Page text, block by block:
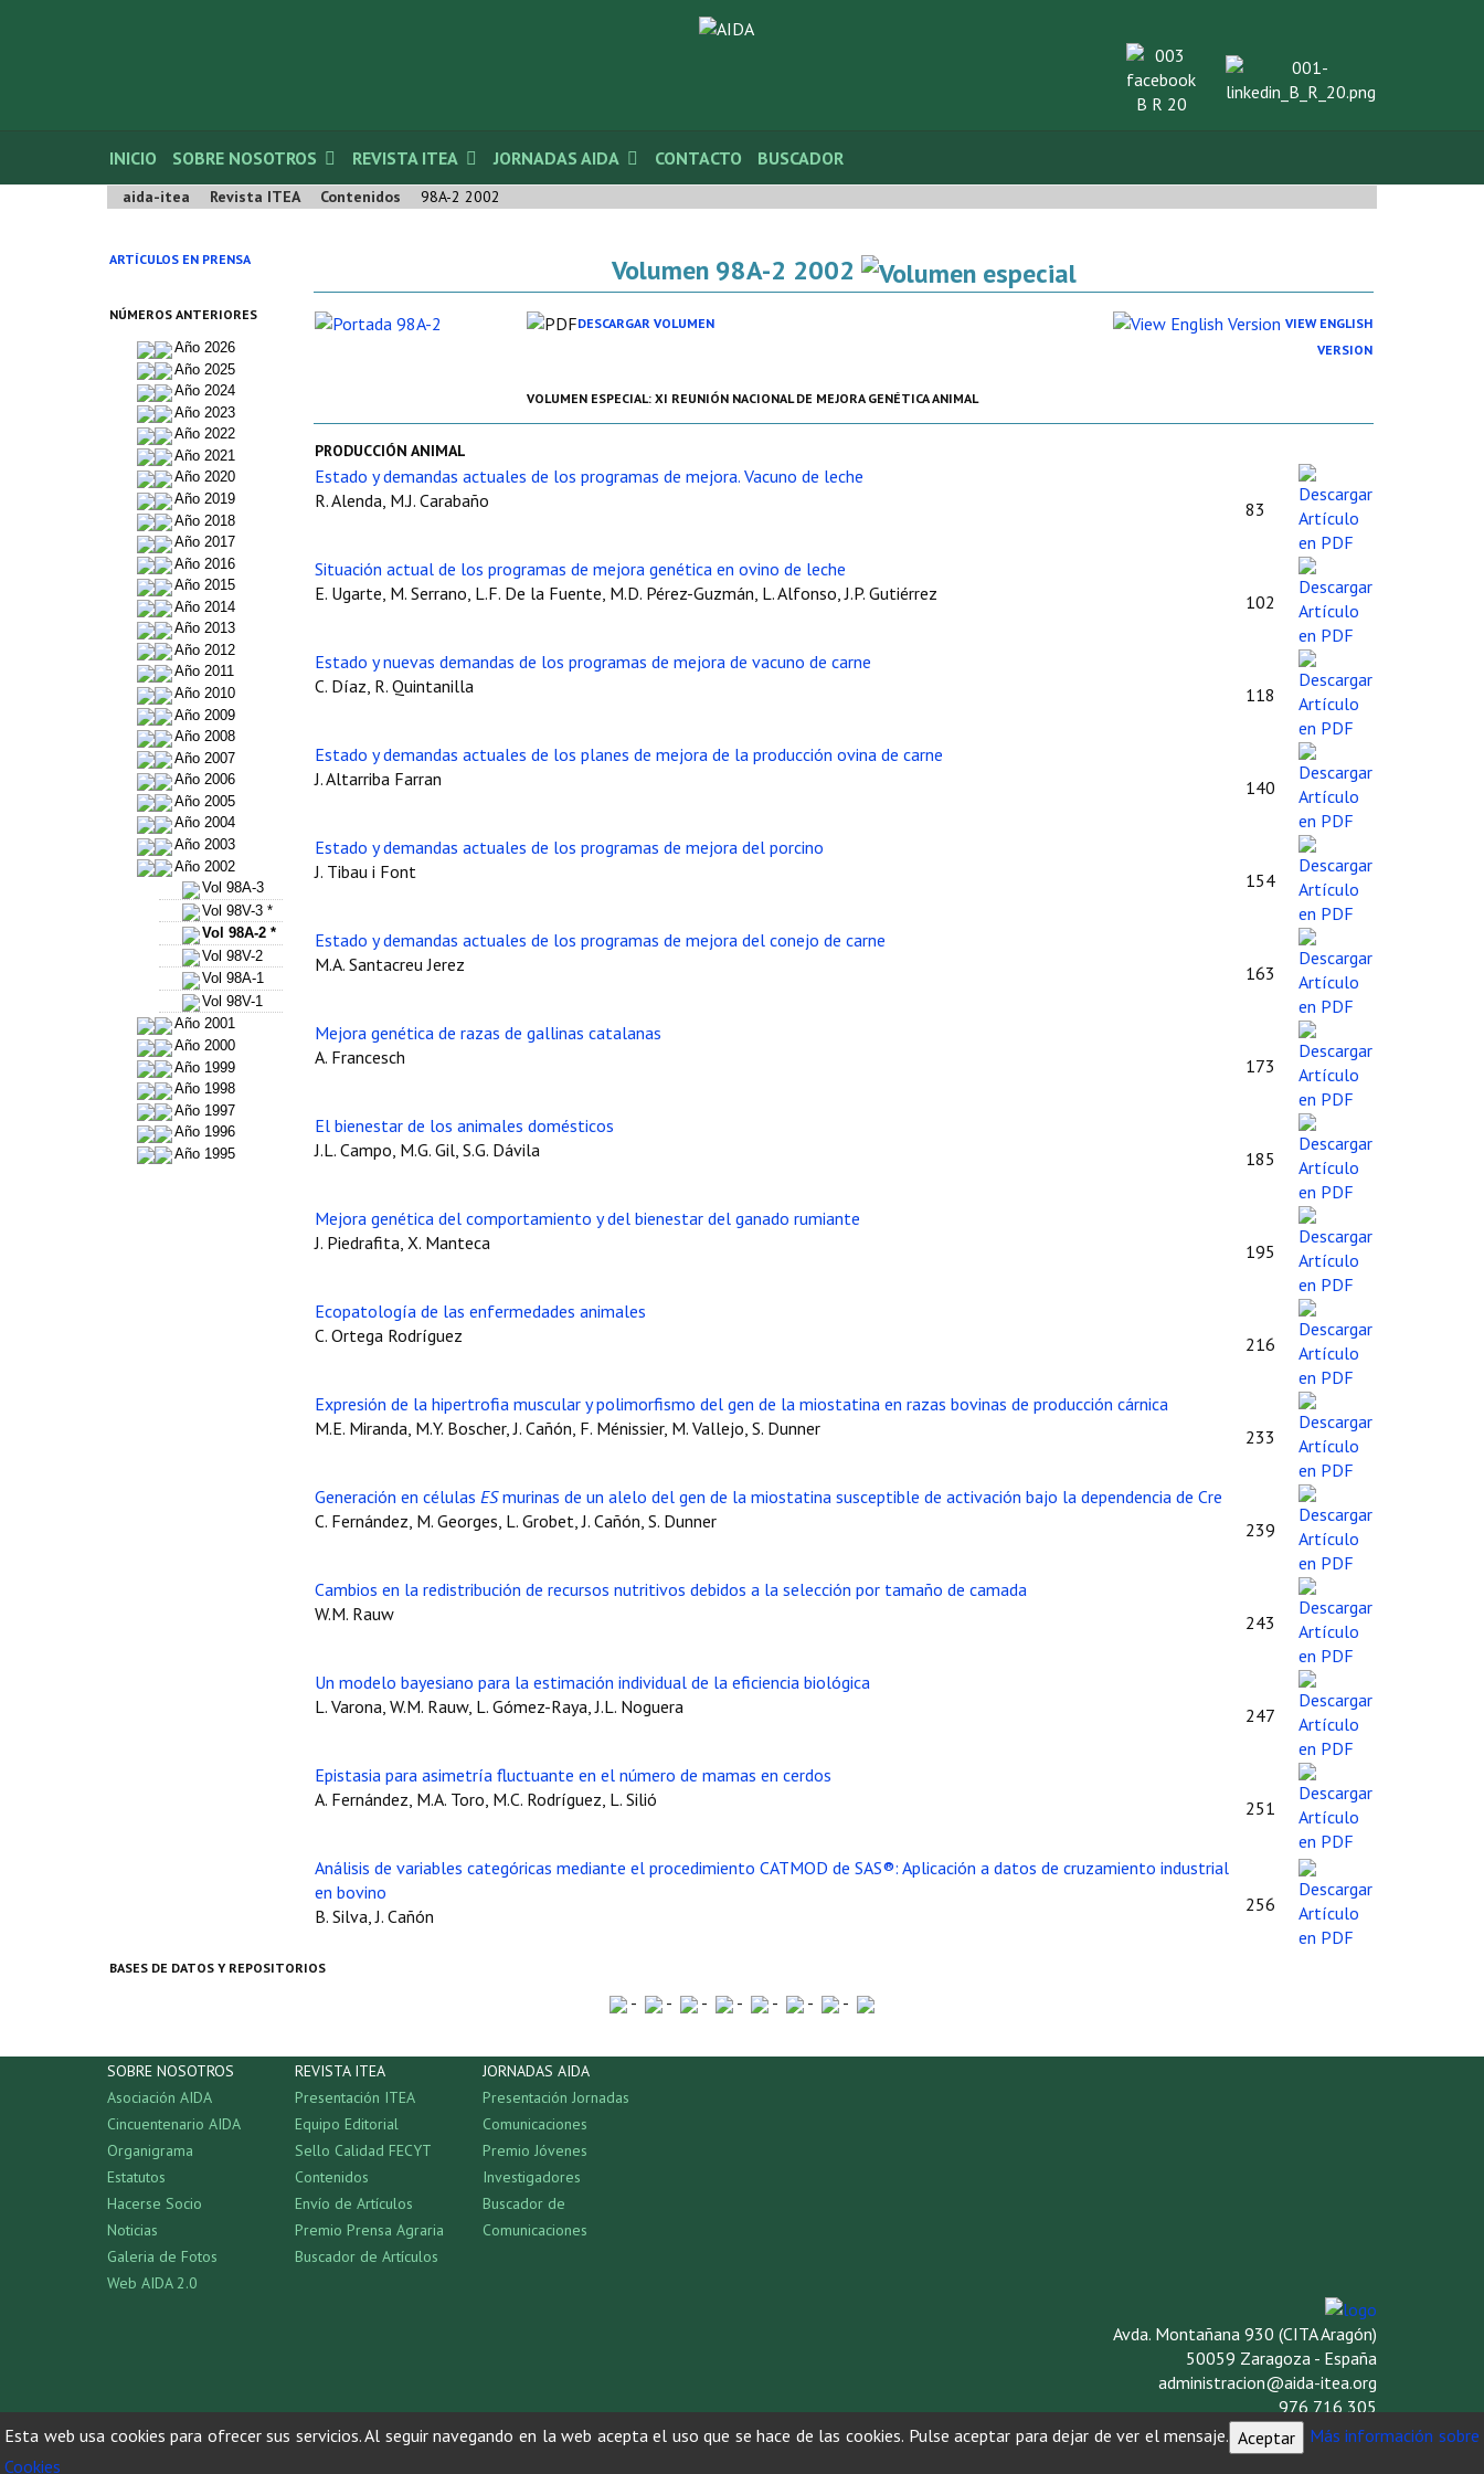
INICIO SOBRE NOSOTROS REVISTA ITEA JORNADAS AIDA CONTACTO BUSCADOR
aida-itea Revista ITEA Contenidos 98A-2 2002
ARTÍCULOS EN PRENSA
NÚMEROS ANTERIORES
Año 2026
Año 2025
Año 2024
Año 2023
Año 2022
Año 2021
Año 2020
Año 2019
Año 2018
Año 2017
Año 2016
Año 2015
Año 2014
Año 2013
Año 2012
Año 2011
Año 2010
Año 2009
Año 2008
Año 2007
Año 2006
Año 2005
Año 2004
Año 2003
Año 2002
Vol 98A-3
Vol 98V-3 *
Vol 98A-2 *
Vol 98V-2
Vol 98A-1
Vol 98V-1
Año 2001
Año 2000
Año 1999
Año 1998
Año 1997
Año 1996
Año 1995
Volumen 98A-2 2002
DESCARGAR VOLUMEN
VOLUMEN ESPECIAL: XI REUNIÓN NACIONAL DE MEJORA GENÉTICA ANIMAL
VIEW ENGLISH
VERSION
PRODUCCIÓN ANIMAL
Estado y demandas actuales de los programas de mejora. Vacuno de leche
R. Alenda, M.J. Carabaño
83
Situación actual de los programas de mejora genética en ovino de leche
E. Ugarte, M. Serrano, L.F. De la Fuente, M.D. Pérez-Guzmán, L. Alfonso, J.P. Gutiérrez
102
Estado y nuevas demandas de los programas de mejora de vacuno de carne
C. Díaz, R. Quintanilla
118
Estado y demandas actuales de los planes de mejora de la producción ovina de carne
J. Altarriba Farran
140
Estado y demandas actuales de los programas de mejora del porcino
J. Tibau i Font
154
Estado y demandas actuales de los programas de mejora del conejo de carne
M.A. Santacreu Jerez
163
Mejora genética de razas de gallinas catalanas
A. Francesch
173
El bienestar de los animales domésticos
J.L. Campo, M.G. Gil, S.G. Dávila
185
Mejora genética del comportamiento y del bienestar del ganado rumiante
J. Piedrafita, X. Manteca
195
Ecopatología de las enfermedades animales
C. Ortega Rodríguez
216
Expresión de la hipertrofia muscular y polimorfismo del gen de la miostatina en razas bovinas de producción cárnica
M.E. Miranda, M.Y. Boscher, J. Cañón, F. Ménissier, M. Vallejo, S. Dunner
233
Generación en células ESmurinas de un alelo del gen de la miostatina susceptible de activación bajo la dependencia de Cre
C. Fernández, M. Georges, L. Grobet, J. Cañón, S. Dunner
239
Cambios en la redistribución de recursos nutritivos debidos a la selección por tamaño de camada
W.M. Rauw
243
Un modelo bayesiano para la estimación individual de la eficiencia biológica
L. Varona, W.M. Rauw, L. Gómez-Raya, J.L. Noguera
247
Epistasia para asimetría fluctuante en el número de mamas en cerdos
A. Fernández, M.A. Toro, M.C. Rodríguez, L. Silió
251
Análisis de variables categóricas mediante el procedimiento CATMOD de SAS®: Aplicación a datos de cruzamiento industrial
en bovino
B. Silva, J. Cañón
256
BASES DE DATOS Y REPOSITORIOS
- - - - - - -
SOBRE NOSOTROS
Asociación AIDA
Cincuentenario AIDA
Organigrama
Estatutos
Hacerse Socio
Noticias
Galeria de Fotos
Web AIDA 2.0
REVISTA ITEA
Presentación ITEA
Equipo Editorial
Sello Calidad FECYT
Contenidos
Envío de Artículos
Premio Prensa Agraria
Buscador de Artículos
JORNADAS AIDA
Presentación Jornadas
Comunicaciones
Premio Jóvenes
Investigadores
Buscador de
Comunicaciones
Avda. Montañana 930 (CITA Aragón)
50059 Zaragoza - España
administracion@aida-itea.org
976 716 305
Esta web usa cookies para ofrecer sus servicios. Al seguir navegando en la web acepta el uso que se hace de las cookies. Pulse aceptar para dejar de ver el mensaje. Aceptar
Más información sobre
Cookies